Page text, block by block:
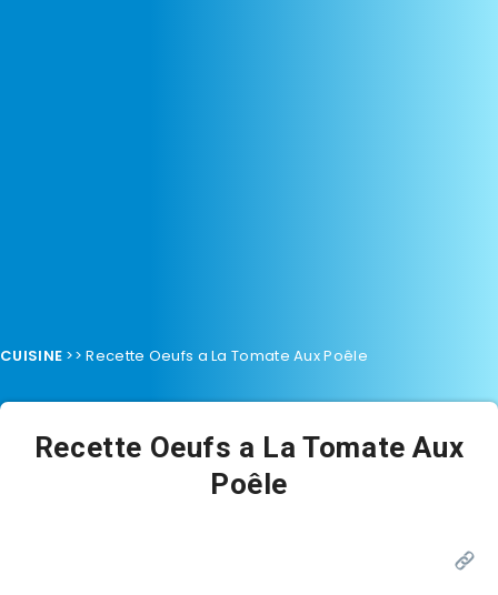
CUISINE >>Recette Oeufs a La Tomate Aux Poêle
Recette Oeufs a La Tomate Aux
Poêle